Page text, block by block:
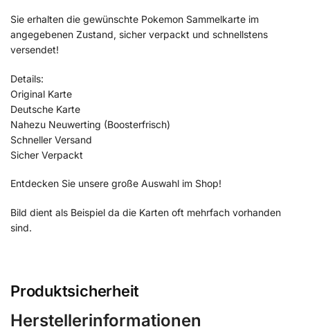
Sie erhalten die gewünschte Pokemon Sammelkarte im
angegebenen Zustand, sicher verpackt und schnellstens
versendet!
Details:
Original Karte
Deutsche Karte
Nahezu Neuwerting (Boosterfrisch)
Schneller Versand
Sicher Verpackt
Entdecken Sie unsere große Auswahl im Shop!
Bild dient als Beispiel da die Karten oft mehrfach vorhanden
sind.
Produktsicherheit
Herstellerinformationen